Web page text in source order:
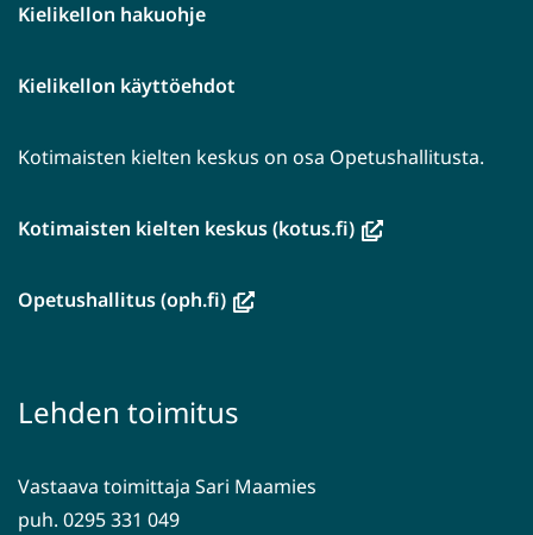
Kielikellon hakuohje
Kielikellon käyttöehdot
Kotimaisten kielten keskus on osa Opetushallitusta.
Kotimaisten kielten keskus (kotus.fi)(avautuu
Opetushallitus (oph.fi)(avautuu
toiseen
Lehden toimitus
Vastaava toimittaja Sari Maamies
puh. 0295 331 049